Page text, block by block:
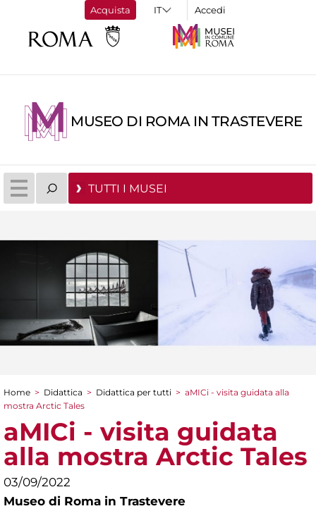
Acquista Accedi
MUSEO DI ROMA IN TRASTEVERE
TUTTI I MUSEI
Tu sei qui
Home > Didattica > Didattica per tutti > aMICi - visita guidata alla
mostra Arctic Tales
aMICi - visita guidata
alla mostra Arctic Tales
03/09/2022
Museo di Roma in Trastevere